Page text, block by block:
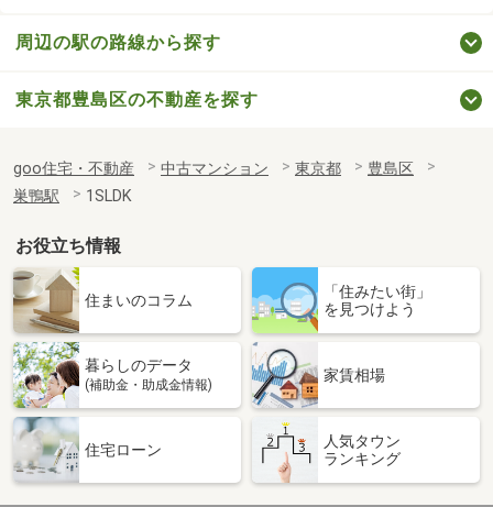
周辺の駅の路線から探す
東京都豊島区の不動産を探す
goo住宅・不動産 中古マンション 東京都
豊島区
巣鴨駅
1SLDK
お役立ち情報
住まいのコラム
「住みたい街」
を見つけよう
暮らしのデータ
(補助金・助成金情報)
家賃相場
住宅ローン
人気タウン
ランキング